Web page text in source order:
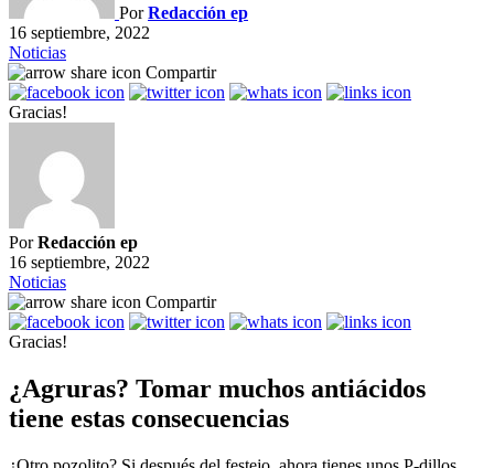
PorRedacción ep
16 septiembre, 2022
Noticias
Compartir
Gracias!
PorRedacción ep
16 septiembre, 2022
Noticias
Compartir
Gracias!
¿Agruras? Tomar muchos antiácidos
tiene estas consecuencias